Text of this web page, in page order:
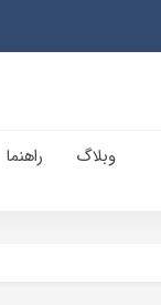
وبلاگ راهنما